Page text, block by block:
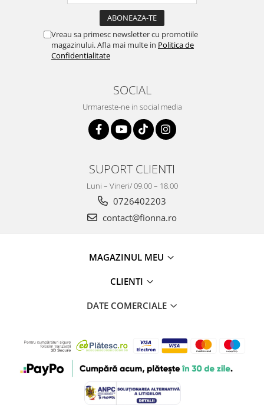
Vreau sa primesc newsletter cu promotiile
magazinului. Afla mai multe in Politica de
Confidentialitate
SOCIAL
Urmareste-ne in social media
SUPORT CLIENTI
Luni – Vineri/ 09.00 – 18.00
0726402203
contact@fionna.ro
MAGAZINUL MEU
CLIENTI
DATE COMERCIALE